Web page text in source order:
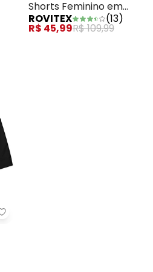
Shorts Feminino em
Moletom Sarjado Verde
ROVITEX (13)
R$ 45,99R$ 109,99
Rovitex - Shorts Feminino em